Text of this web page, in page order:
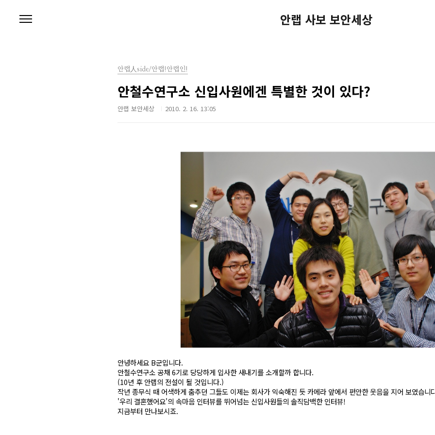
안랩 사보 보안세상
안랩人side/안랩!안랩인!
안철수연구소 신입사원에겐 특별한 것이 있다?
안랩 보안세상 2010. 2. 16. 13:05
안녕하세요 B군입니다.
안철수연구소 공채 6기로 당당하게 입사한 새내기를 소개할까 합니다.
(10년 후 안랩의 전설이 될 것입니다.)
작년 종무식 때 어색하게 춤추던 그들도 이제는 회사가 익숙해진 듯 카메라 앞에서 편안한 웃음을 지어 보였습
'우리 결혼했어요'의 속마음 인터뷰를 뛰어넘는 신입사원들의 솔직담백한 인터뷰!
지금부터 만나보시죠.